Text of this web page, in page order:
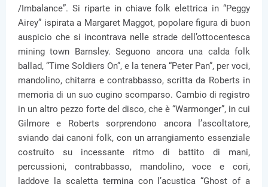
/Imbalance”. Si riparte in chiave folk elettrica in “Peggy
Airey” ispirata a Margaret Maggot, popolare figura di buon
auspicio che si incontrava nelle strade dell’ottocentesca
mining town Barnsley. Seguono ancora una calda folk
ballad, “Time Soldiers On”, e la tenera “Peter Pan”, per voci,
mandolino, chitarra e contrabbasso, scritta da Roberts in
memoria di un suo cugino scomparso. Cambio di registro
in un altro pezzo forte del disco, che è “Warmonger”, in cui
Gilmore e Roberts sorprendono ancora l’ascoltatore,
sviando dai canoni folk, con un arrangiamento essenziale
costruito su incessante ritmo di battito di mani,
percussioni, contrabbasso, mandolino, voce e cori,
laddove la scaletta termina con l’acustica “Ghost of a